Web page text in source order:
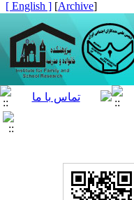
[
Archive
]
[ English ]